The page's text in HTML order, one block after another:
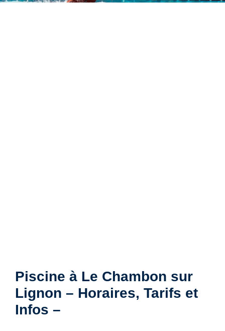
Piscine à Le Chambon sur
Lignon – Horaires, Tarifs et
Infos –